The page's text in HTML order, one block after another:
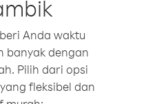
Anda waktu
banyak dengan
Pilih dari opsi
fleksibel dan